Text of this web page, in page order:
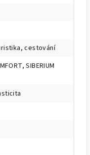
cestování
SIBERIUM